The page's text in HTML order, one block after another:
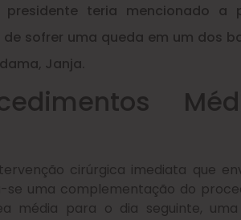
teria mencionado a
sofrer uma queda em um dos
Janja.
cirúrgica imediata que
uma complementação do
média para o dia seguinte,